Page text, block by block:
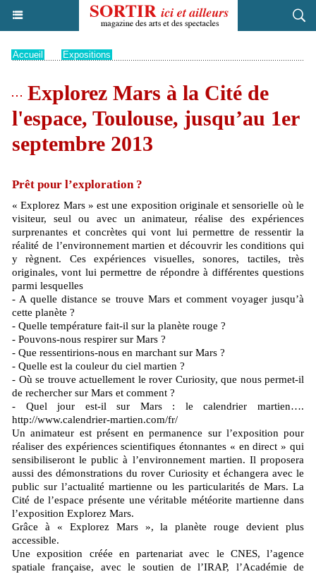
Accueil Expositions
Explorez Mars à la Cité de
l'espace, Toulouse, jusqu’au 1er
septembre 2013
Prêt pour l’exploration ?
« Explorez Mars » est une exposition originale et sensorielle où le
visiteur, seul ou avec un animateur, réalise des expériences
surprenantes et concrètes qui vont lui permettre de ressentir la
réalité de l’environnement martien et découvrir les conditions qui
y règnent. Ces expériences visuelles, sonores, tactiles, très
originales, vont lui permettre de répondre à différentes questions
parmi lesquelles
- A quelle distance se trouve Mars et comment voyager jusqu’à
cette planète ?
- Quelle température fait-il sur la planète rouge ?
- Pouvons-nous respirer sur Mars ?
- Que ressentirions-nous en marchant sur Mars ?
- Quelle est la couleur du ciel martien ?
- Où se trouve actuellement le rover Curiosity, que nous permet-il
de rechercher sur Mars et comment ?
- Quel jour est-il sur Mars : le calendrier martien….
http://www.calendrier-martien.com/fr/
Un animateur est présent en permanence sur l’exposition pour
réaliser des expériences scientifiques étonnantes « en direct » qui
sensibiliseront le public à l’environnement martien. Il proposera
aussi des démonstrations du rover Curiosity et échangera avec le
public sur l’actualité martienne ou les particularités de Mars. La
Cité de l’espace présente une véritable météorite martienne dans
l’exposition Explorez Mars.
Grâce à « Explorez Mars », la planète rouge devient plus
accessible.
Une exposition créée en partenariat avec le CNES, l’agence
spatiale française, avec le soutien de l’IRAP, l’Académie de